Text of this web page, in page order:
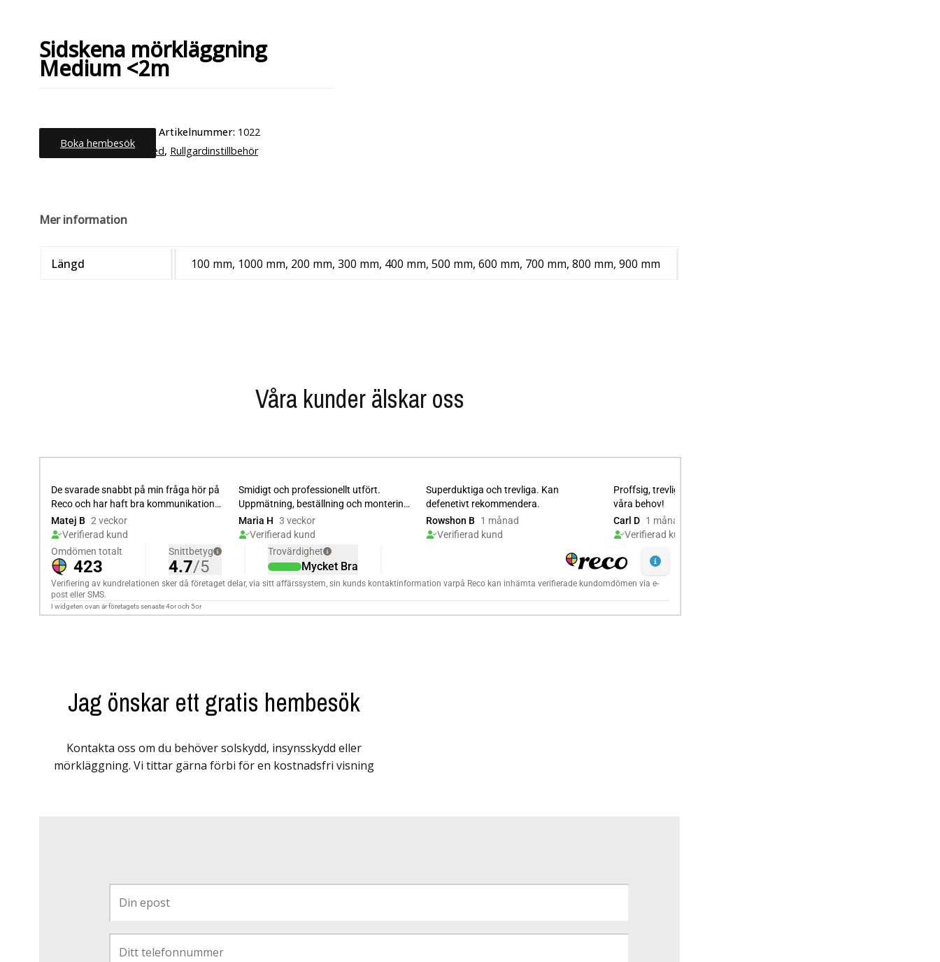
Sidskena mörkläggning
Medium <2m
Boka hembesök
Artikelnummer: 1022
Kategorier:Uncategorized, Rullgardinstillbehör
Mer information
Längd 100 mm, 1000 mm, 200 mm, 300 mm, 400 mm, 500 mm, 600 mm, 700 mm, 800 mm, 900 mm
Våra kunder älskar oss
Jag önskar ett gratis hembesök
Kontakta oss om du behöver solskydd, insynsskydd eller
mörkläggning. Vi tittar gärna förbi för en kostnadsfri visning